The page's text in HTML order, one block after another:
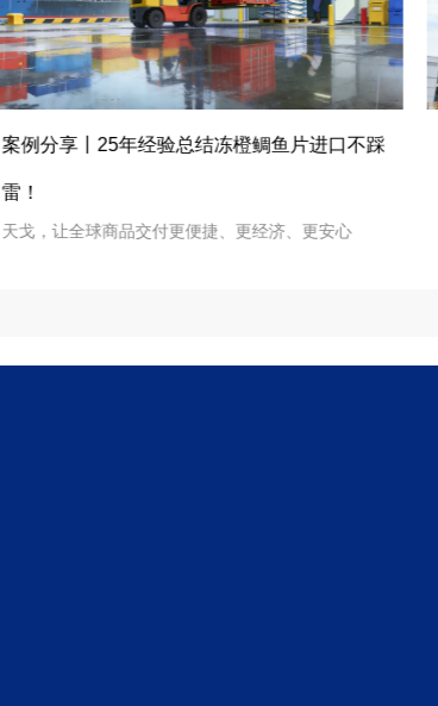
案例分享丨25年经验总结冻橙鲷鱼片进口不踩
雷！
天戈，让全球商品交付更便捷、更经济、更安心